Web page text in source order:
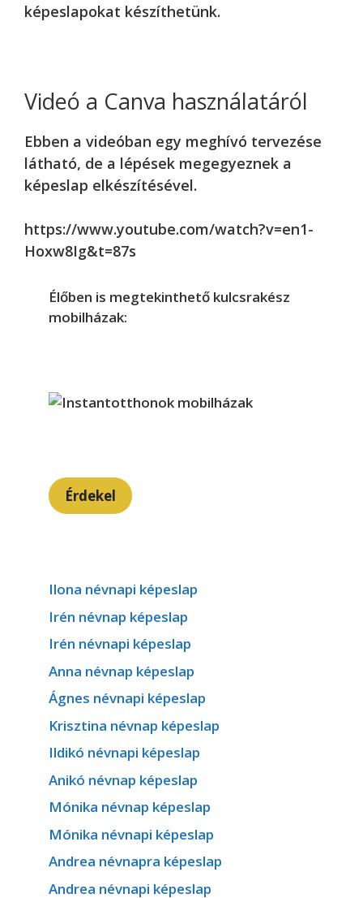
képeslapokat készíthetünk.
Videó a Canva használatáról
Ebben a videóban egy meghívó tervezése
látható, de a lépések megegyeznek a
képeslap elkészítésével.
https://www.youtube.com/watch?v=en1-
Hoxw8Ig&t=87s
Élőben is megtekinthető kulcsrakész
mobilházak:
Érdekel
Ilona névnapi képeslap
Irén névnap képeslap
Irén névnapi képeslap
Anna névnap képeslap
Ágnes névnapi képeslap
Krisztina névnap képeslap
Ildikó névnapi képeslap
Anikó névnap képeslap
Mónika névnap képeslap
Mónika névnapi képeslap
Andrea névnapra képeslap
Andrea névnapi képeslap